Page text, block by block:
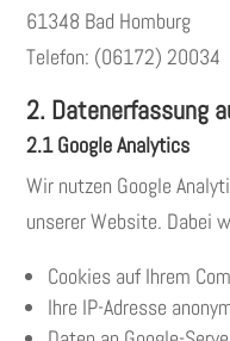
61348 Bad Homburg
Telefon: (06172) 20034
2. Datenerfassung
2.1 Google Analytics
Wir nutzen Google
unserer Website. Dabei
Cookies auf Ihrem
Ihre IP-Adresse